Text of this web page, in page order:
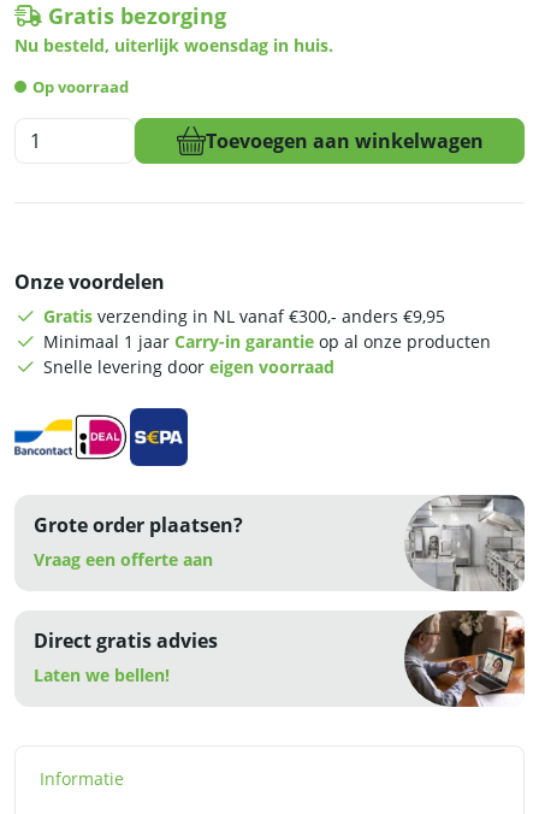
Gratis bezorging
Nu besteld, uiterlijk woensdag in huis.
Op voorraad
HCB
Snijmachine
RVS
230V
aantal
Toevoegen aan winkelwagen
Onze voordelen
Gratis verzending in NL vanaf €300,- anders €9,95
Minimaal 1 jaar Carry-in garantie op al onze producten
Snelle levering door eigen voorraad
Grote order plaatsen?
Vraag een offerte aan
Direct gratis advies
Laten we bellen!
Informatie